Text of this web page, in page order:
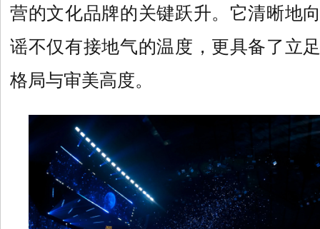
营的文化品牌的关键跃升。它清晰地
谣不仅有接地气的温度，更具备了立
格局与审美高度。